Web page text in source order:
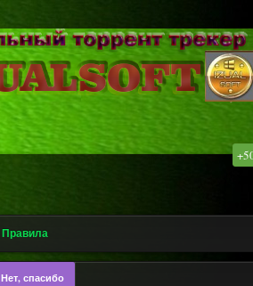
Правила
Нет, спасибо